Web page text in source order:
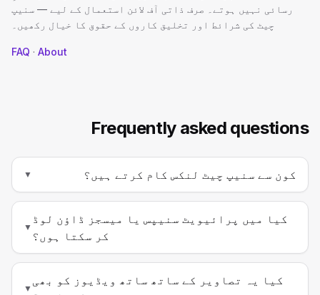
رسائی نہیں ہوتے۔ صرف ذاتی آف لائن استعمال کے لیے — سنیپ
چیٹ کی شرائط اور تخلیق کاروں کے حقوق کا خیال رکھیں۔
FAQ · About
Frequently asked questions
کون سے سنیپ چیٹ لنکس کام کرتے ہیں؟ ▼
کیا میں پرائیویٹ سنیپس یا میسجز ڈاؤن لوڈ
کر سکتا ہوں؟
▼
کیا یہ تصاویر کے ساتھ ساتھ ویڈیوز کو بھی
▼